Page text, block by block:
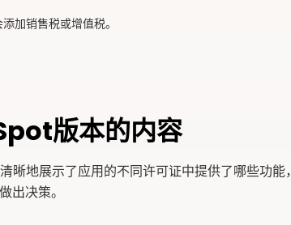
加销售税或增值税。
版本的内容
地展示了应用的不同许可证中提供了哪些功能，
出决策。